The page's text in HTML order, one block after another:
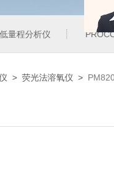
量程分析仪
> 荧光法溶氧仪 >